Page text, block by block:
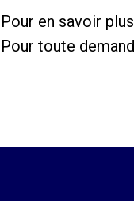
Pour en savoir
Pour toute